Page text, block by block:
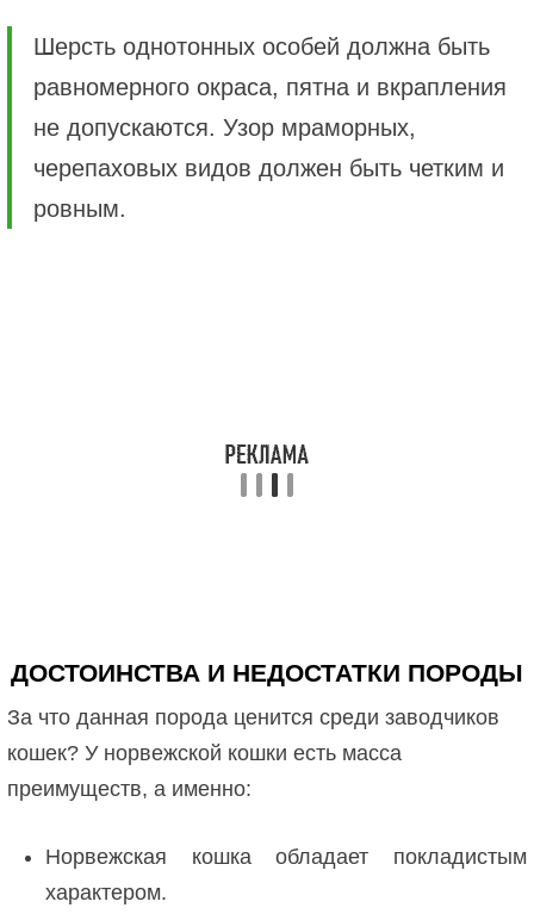
Шерсть однотонных особей должна быть
равномерного окраса, пятна и вкрапления
не допускаются. Узор мраморных,
черепаховых видов должен быть четким и
ровным.
ДОСТОИНСТВА И НЕДОСТАТКИ ПОРОДЫ
За что данная порода ценится среди заводчиков
кошек? У норвежской кошки есть масса
преимуществ, а именно:
Норвежская кошка обладает покладистым
характером.